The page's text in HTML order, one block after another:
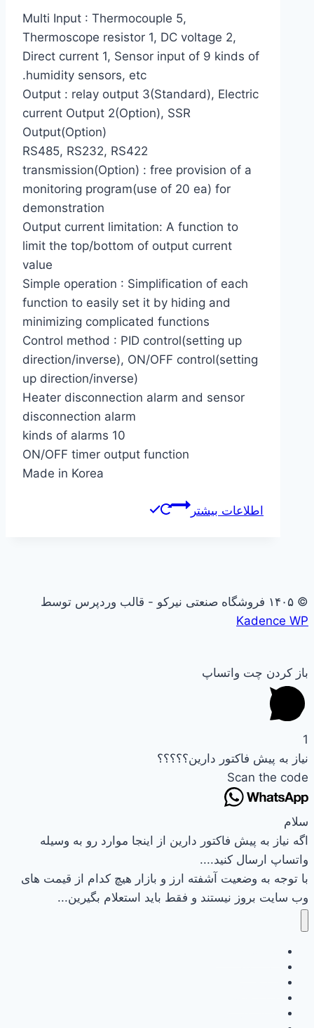
Multi Input : Thermocouple 5,
Thermoscope resistor 1, DC voltage 2,
Direct current 1, Sensor input of 9 kinds of
humidity sensors, etc.
Output : relay output 3(Standard), Electric
current Output 2(Option), SSR
Output(Option)
RS485, RS232, RS422
transmission(Option) : free provision of a
monitoring program(use of 20 ea) for
demonstration
Output current limitation: A function to
limit the top/bottom of output current
value
Simple operation : Simplification of each
function to easily set it by hiding and
minimizing complicated functions
Control method : PID control(setting up
direction/inverse), ON/OFF control(setting
up direction/inverse)
Heater disconnection alarm and sensor
disconnection alarm
10 kinds of alarms
ON/OFF timer output function
Made in Korea
اطلاعات بیشتر
© ۱۴۰۵ فروشگاه صنعتی نیرکو - قالب وردپرس توسط
Kadence WP
باز کردن چت واتساپ
1
نیاز به پیش فاکتور دارین؟؟؟؟؟
Scan the code
سلام
اگه نیاز به پیش فاکتور دارین از اینجا موارد رو به وسیله
واتساپ ارسال کنید....
با توجه به وضعیت آشفته ارز و بازار هیچ کدام از قیمت های
وب سایت بروز نیستند و فقط باید استعلام بگیرین...